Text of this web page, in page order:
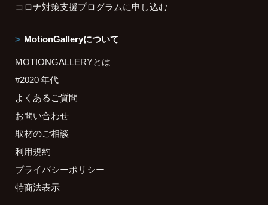
コロナ対策支援プログラムに申し込む
MotionGalleryについて
MOTIONGALLERYとは
#2020 年代
よくあるご質問
お問い合わせ
取材のご相談
利用規約
プライバシーポリシー
特商法表示